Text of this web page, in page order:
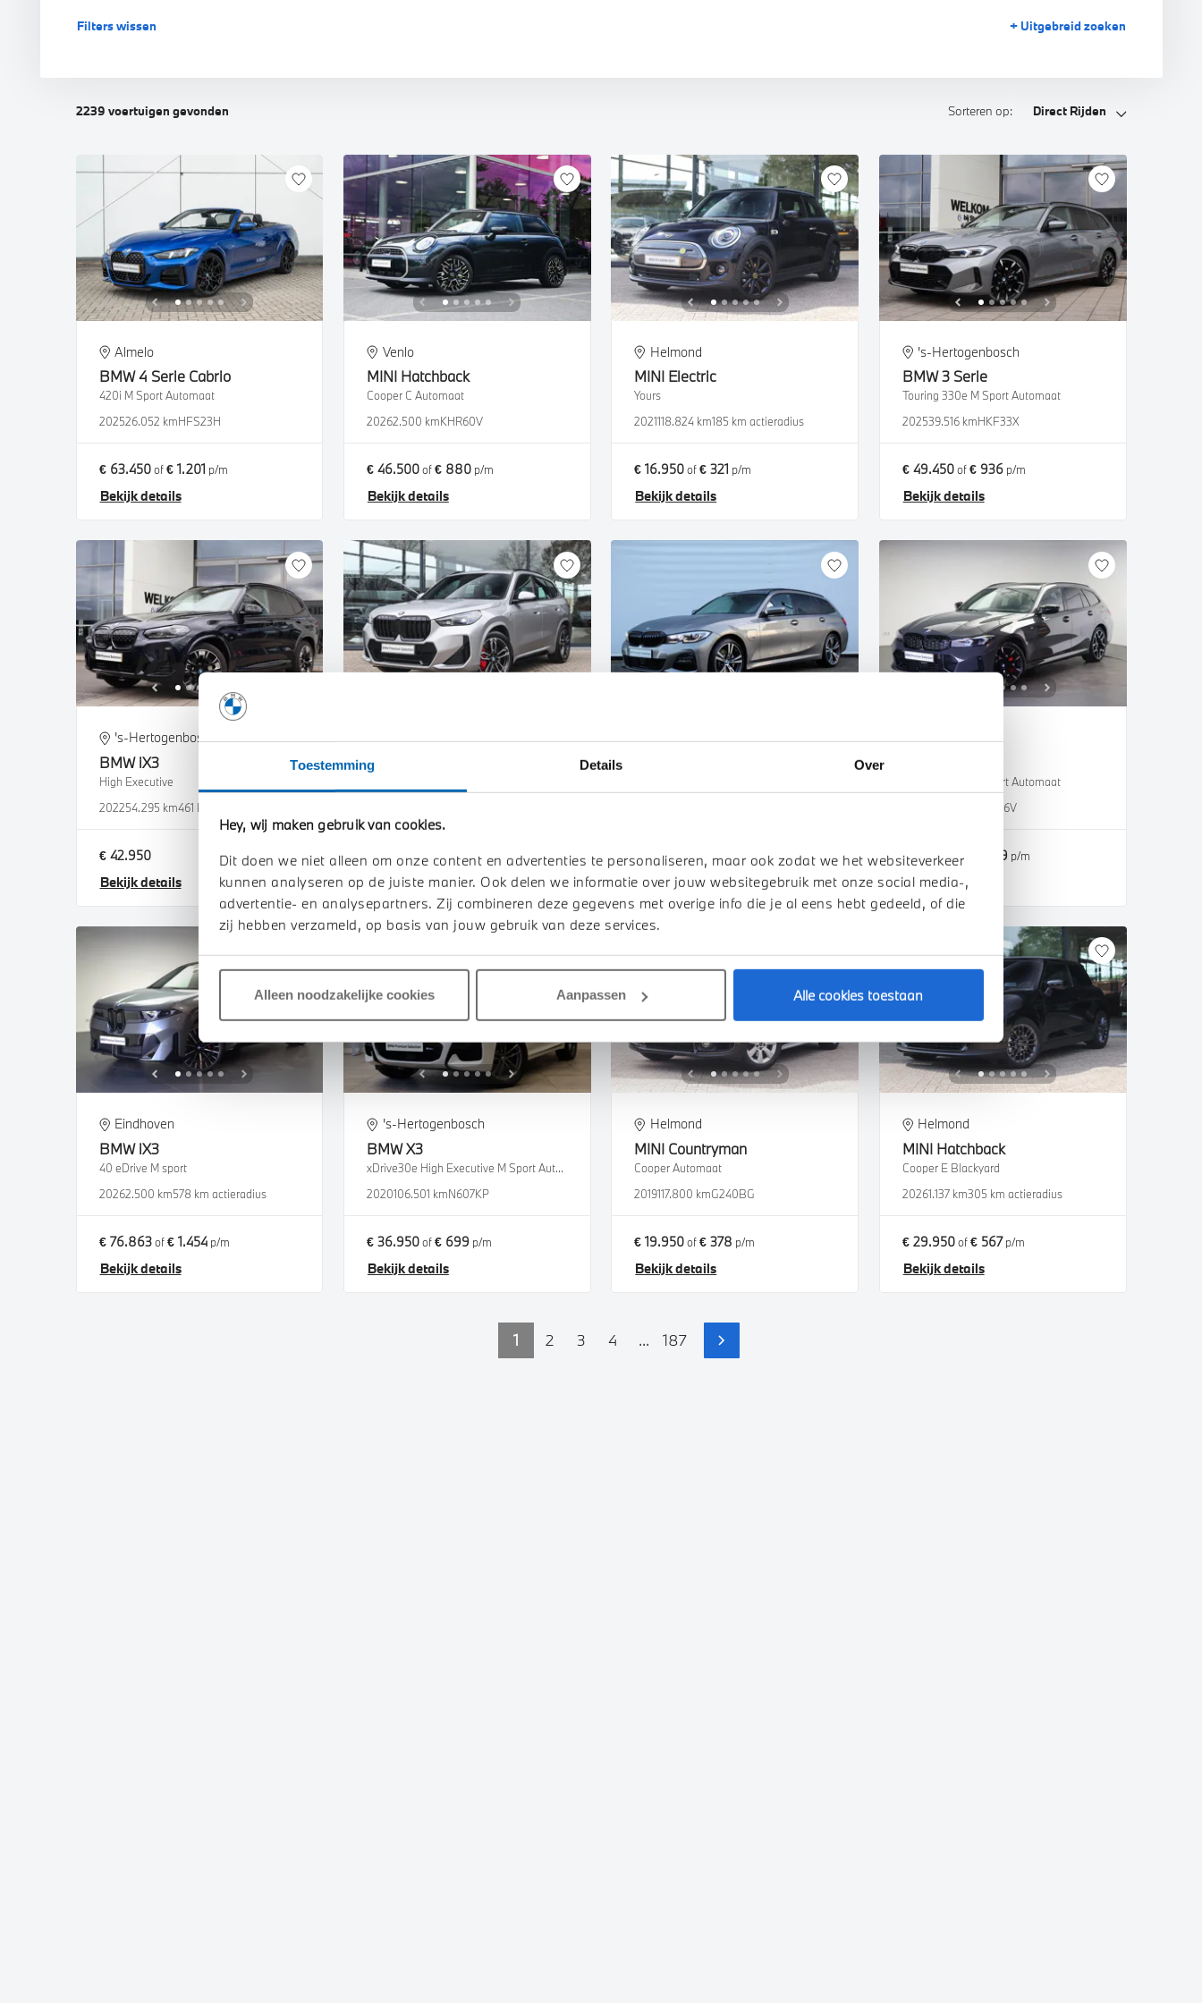
Toestemming Details Over
Hey, wij maken gebruik van cookies.
Dit doen we niet alleen om onze content en advertenties te personaliseren, maar ook zodat we het websiteverkeer
kunnen analyseren op de juiste manier. Ook delen we informatie over jouw websitegebruik met onze social media-,
advertentie- en analysepartners. Zij combineren deze gegevens met overige info die je al eens hebt gedeeld, of die
zij hebben verzameld, op basis van jouw gebruik van deze services.
Alleen noodzakelijke cookies Aanpassen Alle cookies toestaan
BMW i5 Touring
BMW i7 BMW iX
BMW M4 Coupé
BMW M4 Cabrio
BMW M5 Sedan
BMW M5 Touring
BMW M8 Cabrio
BMW X5M
BMW XM
BMW X4
Filters wissen + Uitgebreid zoeken
2239 voertuigen gevonden Sorteren op: Direct Rijden
Almelo
BMW 4 Serie Cabrio
420i M Sport Automaat
202526.052 kmHFS23H
€ 63.450of€ 1.201 p/m
Bekijk details
Venlo
MINI Hatchback
Cooper C Automaat
20262.500 kmKHR60V
€ 46.500of€ 880p/m
Bekijk details
Helmond
MINI Electric
Yours
2021118.824 km185 km actieradius
€ 16.950of€ 321 p/m
Bekijk details
's-Hertogenbosch
BMW 3 Serie
Touring 330e M Sport Automaat
202539.516 kmHKF33X
€ 49.450of€ 936p/m
Bekijk details
's-Hertogenbosch
BMW iX3
High Executive
202254.295 km461 km actieradius
€ 42.950
Bekijk details
Helmond
BMW
€ 47.450
Bekijk details
Doetinchem
€ 36.850of € 697p/m
Bekijk details
Eindhoven
Touring 330e M Sport Automaat
KRT96V
€ 77.659of € 1.469 p/m
Bekijk details
Eindhoven
BMW iX3
40 eDrive M sport
20262.500 km578 km actieradius
€ 76.863of€ 1.454p/m
Bekijk details
's-Hertogenbosch
BMWX3
xDrive30e High Executive M Sport Automaat
2020106.501 kmN607KP
€ 36.950of€ 699 p/m
Bekijk details
Helmond
MINI Countryman
Cooper Automaat
2019117.800 kmG240BG
€ 19.950of€ 378 p/m
Bekijk details
Helmond
MINI Hatchback
Cooper E Blackyard
20261.137 km305 km actieradius
€ 29.950of€ 567p/m
Bekijk details
1 2 3 4 ... 187